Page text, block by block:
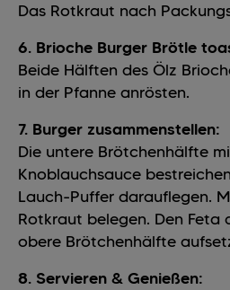
Das Rotkraut nach
6. Brioche Burger Brötle
Beide Hälften des Ölz
in der Pfanne anrösten.
7. Burger zusammenstellen:
Die untere Brötchenhälfte
Knoblauchsauce
Lauch-Puffer darauflegen.
Rotkraut belegen. Den Feta
obere Brötchenhälfte
8. Servieren & Genießen: